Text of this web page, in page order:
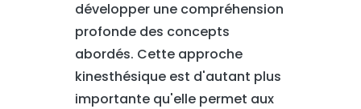
développer une compréhension
profonde des concepts
abordés. Cette approche
kinesthésique est d'autant plus
importante qu'elle permet aux